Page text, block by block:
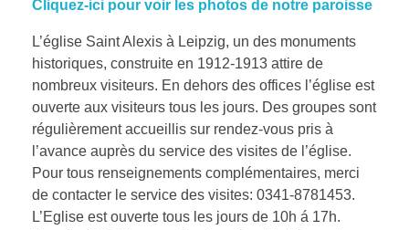
Galerie photos de l’Eglise
Je crois
L’eglise russe
1000 ans d’existence de l’eglise orthodoxe russe
L’Eglise à Leipzig
ENGLISH
ITALIANO
FRANÇAIS
b
o
o
k
kl
a
ss
ni
ki
er
Cliquez-ici pour voir les photos de notre paroisse
L’église Saint Alexis à Leipzig, un des monuments
historiques, construite en 1912-1913 attire de
nombreux visiteurs. En dehors des offices l’église est
ouverte aux visiteurs tous les jours. Des groupes sont
régulièrement accueillis sur rendez-vous pris à
l’avance auprès du service des visites de l’église.
Pour tous renseignements complémentaires, merci
de contacter le service des visites: 0341-8781453.
L’Eglise est ouverte tous les jours de 10h á 17h.